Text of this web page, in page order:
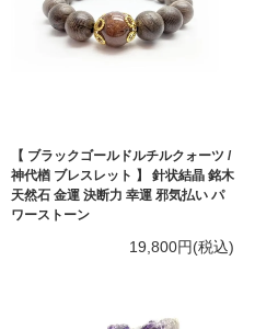
【 ブラックゴールドルチルクォーツ /
神代楢 ブレスレット 】 針状結晶 銘木
天然石 金運 決断力 幸運 邪気払い パ
ワーストーン
19,800円(税込)